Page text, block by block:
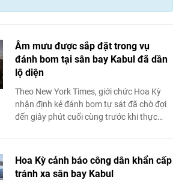
Âm mưu được sắp đặt trong vụ
đánh bom tại sân bay Kabul đã dần
lộ diện
Theo New York Times, giới chức Hoa Kỳ
nhận định kẻ đánh bom tự sát đã chờ đợi
đến giây phút cuối cùng trước khi thực
Hoa Kỳ cảnh báo công dân khẩn cấp
tránh xa sân bay Kabul